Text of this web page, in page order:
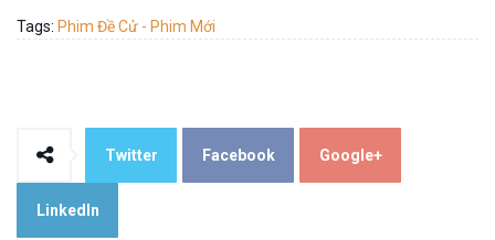
Tags: Phim Đề Cử - Phim Mới
Twitter Facebook Google+
LinkedIn